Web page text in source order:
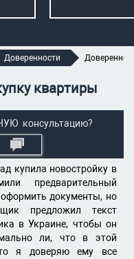
Доверенности
квартиры
консультацию?
купила новостройку в
предварительный
документы, но
предложил текст
в Украине, чтобы он
ли, что в этой
я доверяю ему все